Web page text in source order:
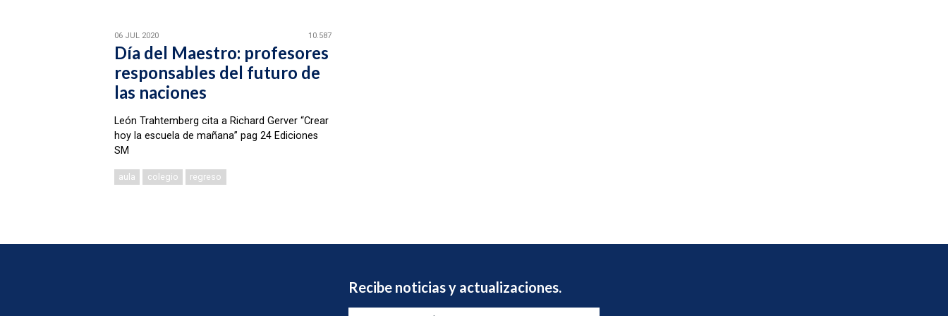
06 JUL 2020 10.587
Día del Maestro: profesores
responsables del futuro de
las naciones
León Trahtemberg cita a Richard Gerver “Crear
hoy la escuela de mañana” pag 24 Ediciones
SM
aula colegio regreso
Recibe noticias y actualizaciones.